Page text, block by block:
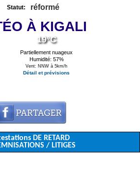
Statut: réformé
À KIGALI
19°C
Partiellement nuageux
Humidité: 57%
Vent: NNW à 5km/h
Détail et prévisions
DE RETARD
/ LITIGES